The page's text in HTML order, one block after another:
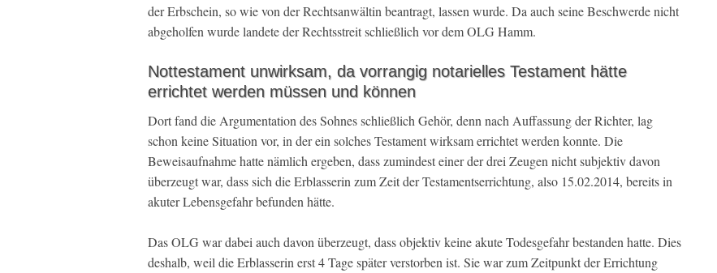
der Erbschein, so wie von der Rechtsanwältin beantragt, lassen wurde. Da auch seine Beschwerde nicht
abgeholfen wurde landete der Rechtsstreit schließlich vor dem OLG Hamm.
Nottestament unwirksam, da vorrangig notarielles Testament hätte
errichtet werden müssen und können
Dort fand die Argumentation des Sohnes schließlich Gehör, denn nach Auffassung der Richter, lag
schon keine Situation vor, in der ein solches Testament wirksam errichtet werden konnte. Die
Beweisaufnahme hatte nämlich ergeben, dass zumindest einer der drei Zeugen nicht subjektiv davon
überzeugt war, dass sich die Erblasserin zum Zeit der Testamentserrichtung, also 15.02.2014, bereits in
akuter Lebensgefahr befunden hätte.
Das OLG war dabei auch davon überzeugt, dass objektiv keine akute Todesgefahr bestanden hatte. Dies
deshalb, weil die Erblasserin erst 4 Tage später verstorben ist. Sie war zum Zeitpunkt der Errichtung